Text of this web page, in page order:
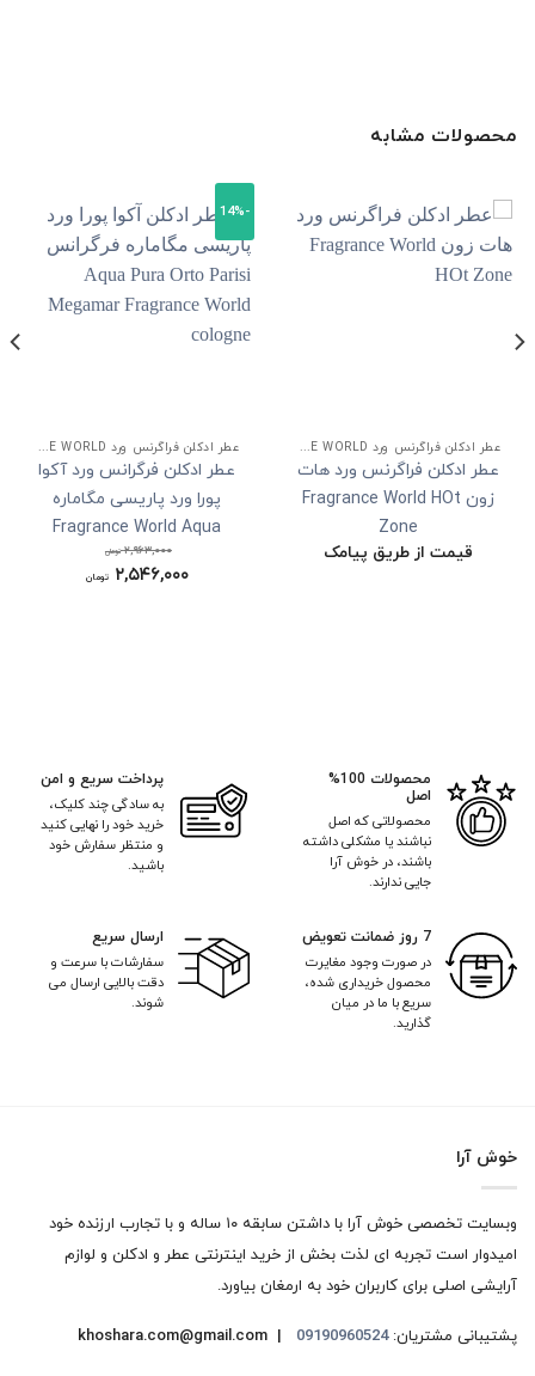
محصولات مشابه
عطر ادکلن فراگرنس ورد FRAGRANCE WORLD
عطر ادکلن فراگرنس ورد هات
زون Fragrance World HOt
Zone
قیمت از طریق پیامک
-14%
عطر ادکلن فراگرنس ورد FRAGRANCE WORLD
عطر ادکلن فرگرانس ورد آکوا
پورا ورد پاریسی مگاماره
Fragrance World Aqua
Pura Orto Parisi Megamar
cologne
۲,۹۶۳,۰۰۰ تومان
قیمت
اصلی:
۲,۵۴۶,۰۰۰ تومان
محصولات 100%
اصل
محصولاتی که اصل
نباشند یا مشکلی داشته
باشند، در خوش آرا
جایی ندارند.
پرداخت سریع و امن
به سادگی چند کلیک،
خرید خود را نهایی کنید
و منتظر سفارش خود
باشید.
7 روز ضمانت تعویض
در صورت وجود مغایرت
محصول خریداری شده،
سریع با ما در میان
گذارید.
ارسال سریع
سفارشات با سرعت و
دقت بالایی ارسال می
شوند.
خوش آرا
وبسایت تخصصی خوش آرا با داشتن سابقه ۱۰ ساله و با تجارب ارزنده خود
امیدوار است تجربه ای لذت بخش از خرید اینترنتی عطر و ادکلن و لوازم
آرایشی اصلی برای کاربران خود به ارمغان بیاورد.
پشتیبانی مشتریان: khoshara.com@gmail.com | 09190960524